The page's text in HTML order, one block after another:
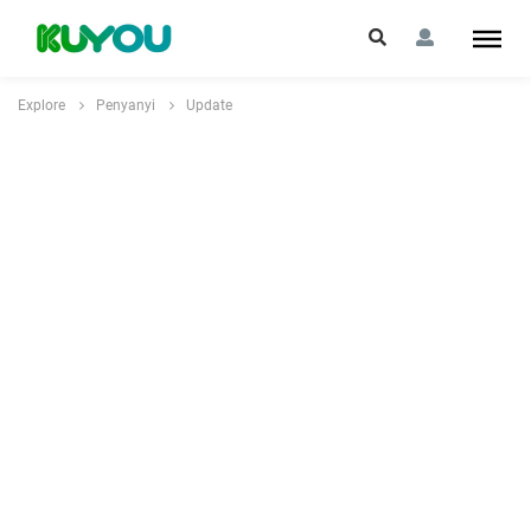
Explore Penyanyi Update